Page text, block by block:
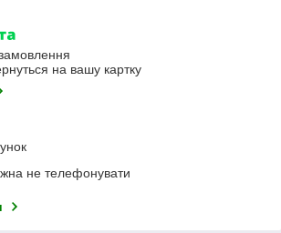
на вашу картку
не телефонувати